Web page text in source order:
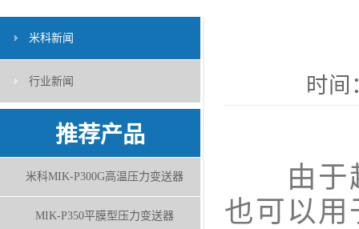
米科新闻
行业新闻
推荐产品
米科MIK-P300G高温压力变送器
MIK-P350平膜型压力变送器
时间
由于超
也可以用